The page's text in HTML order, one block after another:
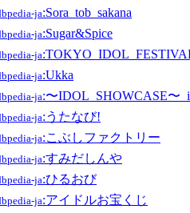
ja:Sora_tob_sakana
ja:Sugar&Spice
ja
ja:Ukka
ja:〜IDOL_SHOWCASE〜
ja:うたなび!
ja:こぶしファクトリー
ja:すみだしんや
ja:ひるおび
ja:アイドルお宝くじ